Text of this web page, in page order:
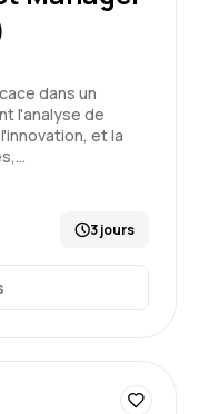
dans un
l'analyse de
et la
3 jours